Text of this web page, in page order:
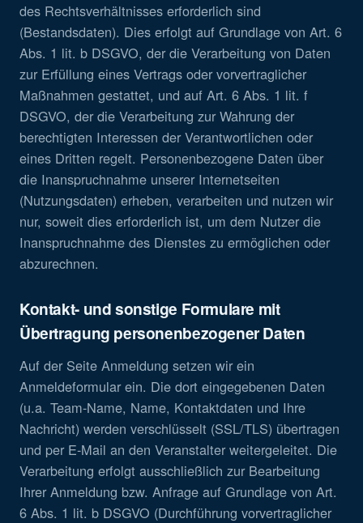
des Rechtsverhältnisses erforderlich sind
(Bestandsdaten). Dies erfolgt auf Grundlage von Art. 6
Abs. 1 lit. b DSGVO, der die Verarbeitung von Daten
zur Erfüllung eines Vertrags oder vorvertraglicher
Maßnahmen gestattet, und auf Art. 6 Abs. 1 lit. f
DSGVO, der die Verarbeitung zur Wahrung der
berechtigten Interessen der Verantwortlichen oder
eines Dritten regelt. Personenbezogene Daten über
die Inanspruchnahme unserer Internetseiten
(Nutzungsdaten) erheben, verarbeiten und nutzen wir
nur, soweit dies erforderlich ist, um dem Nutzer die
Inanspruchnahme des Dienstes zu ermöglichen oder
abzurechnen.
Kontakt- und sonstige Formulare mit
Übertragung personenbezogener Daten
Auf der Seite Anmeldung setzen wir ein
Anmeldeformular ein. Die dort eingegebenen Daten
(u.a. Team-Name, Name, Kontaktdaten und Ihre
Nachricht) werden verschlüsselt (SSL/TLS) übertragen
und per E-Mail an den Veranstalter weitergeleitet. Die
Verarbeitung erfolgt ausschließlich zur Bearbeitung
Ihrer Anmeldung bzw. Anfrage auf Grundlage von Art.
6 Abs. 1 lit. b DSGVO (Durchführung vorvertraglicher